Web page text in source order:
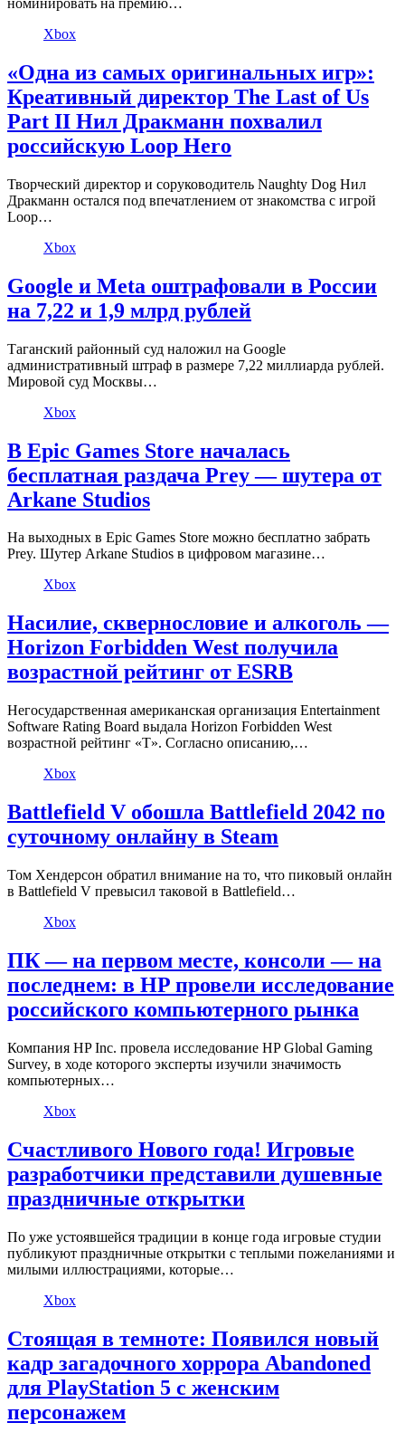
номинировать на премию…
Xbox
«Одна из самых оригинальных игр»:
Креативный директор The Last of Us
Part II Нил Дракманн похвалил
российскую Loop Hero
Творческий директор и соруководитель Naughty Dog Нил
Дракманн остался под впечатлением от знакомства с игрой
Loop…
Xbox
Google и Meta оштрафовали в России
на 7,22 и 1,9 млрд рублей
Таганский районный суд наложил на Google
административный штраф в размере 7,22 миллиарда рублей.
Мировой суд Москвы…
Xbox
В Epic Games Store началась
бесплатная раздача Prey — шутера от
Arkane Studios
На выходных в Epic Games Store можно бесплатно забрать
Prey. Шутер Arkane Studios в цифровом магазине…
Xbox
Насилие, сквернословие и алкоголь —
Horizon Forbidden West получила
возрастной рейтинг от ESRB
Негосударственная американская организация Entertainment
Software Rating Board выдала Horizon Forbidden West
возрастной рейтинг «T». Согласно описанию,…
Xbox
Battlefield V обошла Battlefield 2042 по
суточному онлайну в Steam
Том Хендерсон обратил внимание на то, что пиковый онлайн
в Battlefield V превысил таковой в Battlefield…
Xbox
ПК — на первом месте, консоли — на
последнем: в HP провели исследование
российского компьютерного рынка
Компания HP Inc. провела исследование HP Global Gaming
Survey, в ходе которого эксперты изучили значимость
компьютерных…
Xbox
Счастливого Нового года! Игровые
разработчики представили душевные
праздничные открытки
По уже устоявшейся традиции в конце года игровые студии
публикуют праздничные открытки с теплыми пожеланиями и
милыми иллюстрациями, которые…
Xbox
Стоящая в темноте: Появился новый
кадр загадочного хоррора Abandoned
для PlayStation 5 с женским
персонажем